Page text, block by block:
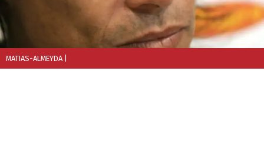
MATIAS-ALMEYDA